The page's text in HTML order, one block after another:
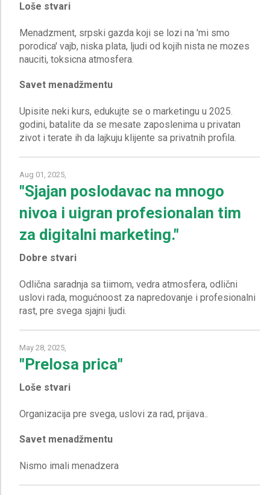
Loše stvari
Menadzment, srpski gazda koji se lozi na 'mi smo
porodica' vajb, niska plata, ljudi od kojih nista ne mozes
Savet menadžmentu
Upisite neki kurs, edukujte se o marketingu u 2025.
godini, batalite da se mesate zaposlenima u privatan
Aug 01, 2025,
"Sjajan poslodavac na mnogo
nivoa i uigran profesionalan tim
za digitalni marketing."
Dobre stvari
Odlična saradnja sa tiimom, vedra atmosfera, odlični
uslovi rada, mogućnoost za napredovanje i profesionalni
May 28, 2025,
"Prelosa prica"
Loše stvari
Savet menadžmentu